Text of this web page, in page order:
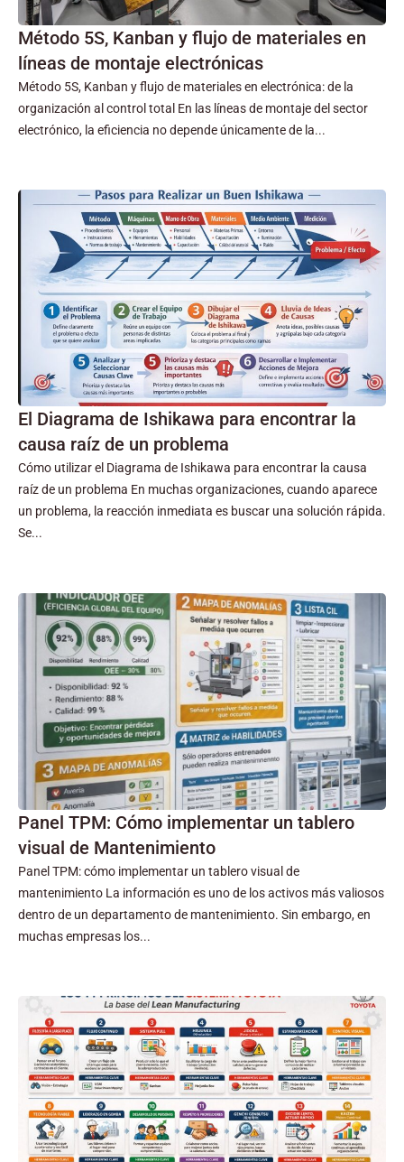
Método 5S, Kanban y flujo de materiales en
líneas de montaje electrónicas
Método 5S, Kanban y flujo de materiales en electrónica: de la
organización al control total En las líneas de montaje del sector
electrónico, la eficiencia no depende únicamente de la...
El Diagrama de Ishikawa para encontrar la
causa raíz de un problema
Cómo utilizar el Diagrama de Ishikawa para encontrar la causa
raíz de un problema En muchas organizaciones, cuando aparece
un problema, la reacción inmediata es buscar una solución rápida.
Se...
Panel TPM: Cómo implementar un tablero
visual de Mantenimiento
Panel TPM: cómo implementar un tablero visual de
mantenimiento La información es uno de los activos más valiosos
dentro de un departamento de mantenimiento. Sin embargo, en
muchas empresas los...